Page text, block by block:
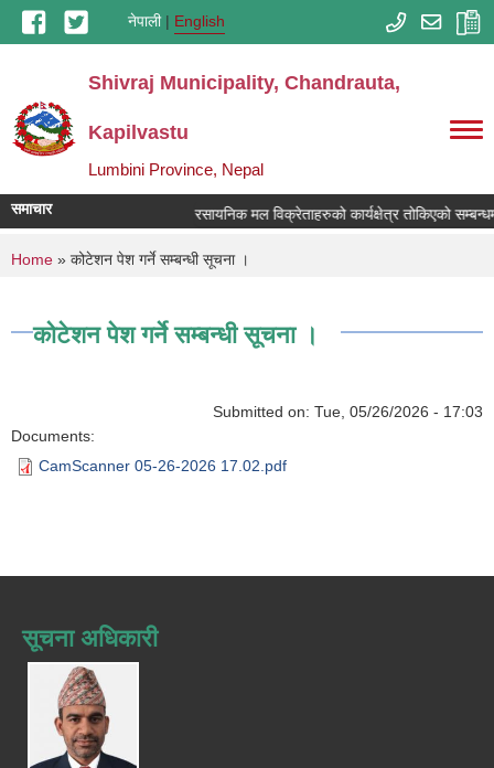
Skip to main contentनेपाली English
Shivraj Municipality, Chandrauta,
Kapilvastu
Lumbini Province, Nepal
समाचार रसायनिक मल विक्रेताहरुको कार्यक्षेत्र तोकिएको
You are here
Home » कोटेशन पेश गर्ने सम्बन्धी सूचना ।
कोटेशन पेश गर्ने सम्बन्धी सूचना ।
Submitted on: Tue, 05/26/2026 - 17:03
Documents:
CamScanner 05-26-2026 17.02.pdf
सूचना अधिकारी